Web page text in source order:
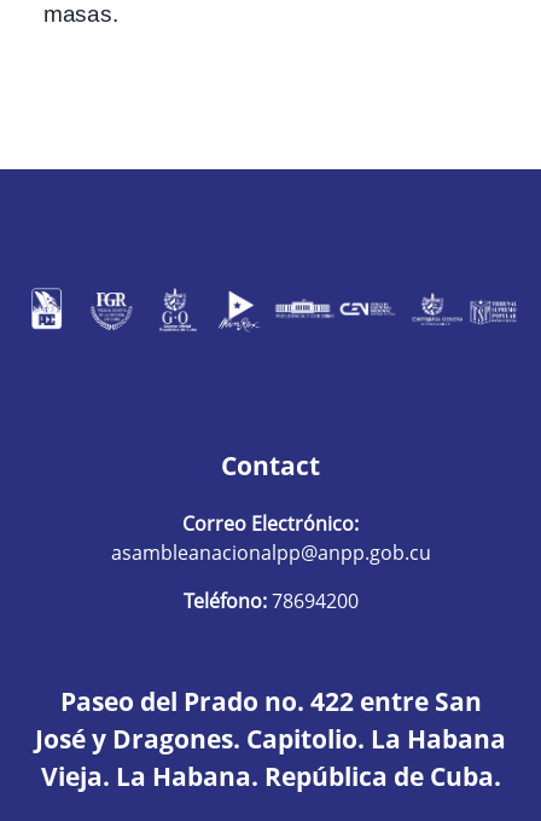
masas.
Contact
Correo Electrónico:
asambleanacionalpp@anpp.gob.cu
Teléfono:78694200
Paseo del Prado no. 422 entre San
José y Dragones. Capitolio. La Habana
Vieja. La Habana. República de Cuba.